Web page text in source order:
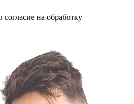
на обработку